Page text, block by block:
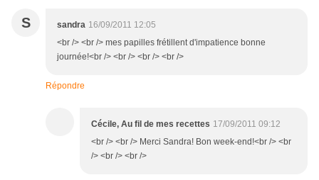
S sandra 16/09/2011 12:05
<br /> <br /> mes papilles frétillent d'impatience bonne
journée!<br /> <br /> <br /> <br />
Répondre
Cécile, Au fil de mes recettes 17/09/2011 09:12
<br /> <br /> Merci Sandra! Bon week-end!<br /> <br
/> <br /> <br />